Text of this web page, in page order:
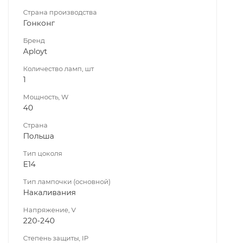
Страна производства
Гонконг
Бренд
Aployt
Количество ламп, шт
1
Мощность, W
40
Страна
Польша
Тип цоколя
E14
Тип лампочки (основной)
Накаливания
Напряжение, V
220-240
Степень защиты, IP